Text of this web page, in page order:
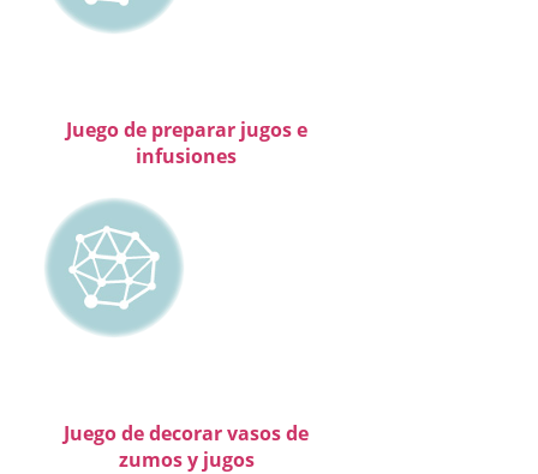
Juego de preparar jugos e
infusiones
Juego de decorar vasos de
zumos y jugos